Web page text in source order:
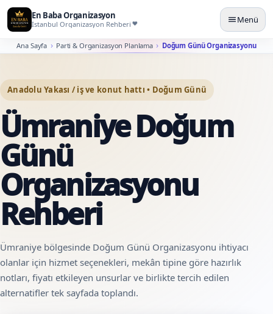
En Baba Organizasyon
İstanbul Organizasyon Rehberi Menü
Ana Sayfa Parti & Organizasyon Planlama Doğum Günü Organizasyonu
Anadolu Yakası / iş ve konut hattı • Doğum Günü
Ümraniye Doğum
Günü
Organizasyonu
Rehberi
Ümraniye bölgesinde Doğum Günü Organizasyonu ihtiyacı
olanlar için hizmet seçenekleri, mekân tipine göre hazırlık
notları, fiyatı etkileyen unsurlar ve birlikte tercih edilen
alternatifler tek sayfada toplandı.